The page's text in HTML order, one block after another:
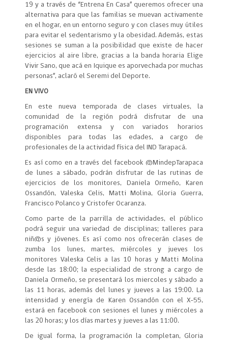
19 y a través de “Entrena En Casa” queremos ofrecer una
alternativa para que las familias se muevan activamente
en el hogar, en un entorno seguro y con clases muy útiles
para evitar el sedentarismo y la obesidad. Además, estas
sesiones se suman a la posibilidad que existe de hacer
ejercicios al aire libre, gracias a la banda horaria Elige
Vivir Sano, que acá en Iquique es aporvechada por muchas
personas”, aclaró el Seremi del Deporte.
EN VIVO
En este nueva temporada de clases virtuales, la
comunidad de la región podrá disfrutar de una
programación extensa y con variados horarios
disponibles para todas las edades, a cargo de
profesionales de la actividad física del IND Tarapacá.
Es así como en a través del facebook @MindepTarapaca
de lunes a sábado, podrán disfrutar de las rutinas de
ejercicios de los monitores, Daniela Ormeño, Karen
Ossandón, Valeska Celis, Matti Molina, Gloria Guerra,
Francisco Polanco y Cristofer Ocaranza.
Como parte de la parrilla de actividades, el público
podrá seguir una variedad de disciplinas; talleres para
niñ@s y jóvenes. Es así como nos ofrecerán clases de
zumba los lunes, martes, miércoles y jueves los
monitores Valeska Celis a las 10 horas y Matti Molina
desde las 18:00; la especialidad de strong a cargo de
Daniela Ormeño, se presentará los miercoles y sábado a
las 11 horas, además del lunes y jueves a las 19:00. La
intensidad y energía de Karen Ossandón con el X-55,
estará en facebook con sesiones el lunes y miércoles a
las 20 horas; y los días martes y jueves a las 11:00.
De igual forma, la programación la completan, Gloria